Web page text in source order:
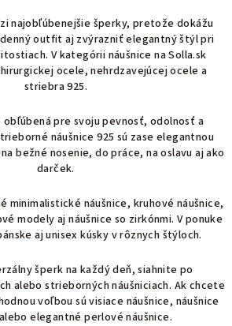
a
c
i
e
p
r
v
k
y
ý
p
i
s
u
najobľúbenejšie šperky, pretože dokážu
outfit aj zvýrazniť elegantný štýl pri
V kategórii náušnice na Solla.sk
ocele, nehrdzavejúcej ocele a
striebra 925.
obľúbená pre svoju pevnosť, odolnosť a
náušnice 925 sú zase elegantnou
bežné nosenie, do práce, na oslavu aj ako
darček.
minimalistické náušnice, kruhové náušnice,
modely aj náušnice so zirkónmi. V ponuke
aj unisex kúsky v rôznych štýloch.
šperk na každý deň, siahnite po
alebo strieborných náušniciach. Ak chcete
voľbou sú visiace náušnice, náušnice
elegantné perlové náušnice.